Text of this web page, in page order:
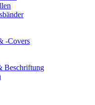
-Covers
Beschriftung